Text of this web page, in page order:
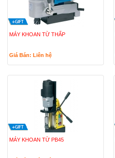
MÁY KHOAN TỪ THẤP
Giá Bán: Liên hệ
MÁY KHOAN TỪ PB45